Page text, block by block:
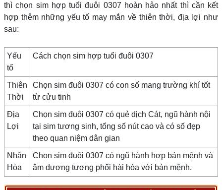
thì chọn sim hợp tuổi đuôi 0307 hoàn hảo nhất thì cần kết
hợp thêm những yếu tố may mắn về thiên thời, địa lợi như
sau:
Yếu
tố
Cách chọn sim hợp tuổi đuôi 0307
Thiên
Thời
Chọn sim đuôi 0307 có con số mang trường khí tốt
từ cửu tinh
Địa
Lợi
Chọn sim đuôi 0307 có quẻ dịch Cát, ngũ hành nội
tại sim tương sinh, tổng số nút cao và có số đẹp
theo quan niệm dân gian
Nhân
Hòa
Chọn sim đuôi 0307 có ngũ hành hợp bản mệnh và
âm dương tương phối hài hòa với bản mệnh.